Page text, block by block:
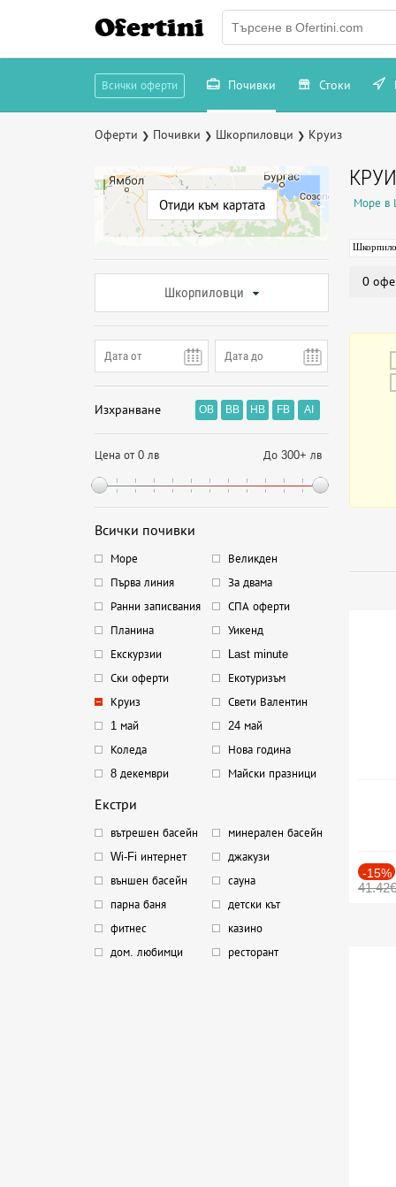
Ofertini
Всички оферти Почивки Стоки
Оферти ❯ Почивки ❯ Шкорпиловци ❯ Круиз
Отиди към картата
Шкорпиловци
Изхранване OB BB HB FB AI
Цена от 0 лв До 300+ лв
Всички почивки
Море
Великден
Първа линия
За двама
Ранни записвания
СПА оферти
Планина
Уикенд
Екскурзии
Last minute
Ски оферти
Екотуризъм
Круиз
Свети Валентин
1 май
24 май
Коледа
Нова година
8 декември
Майски празници
Екстри
вътрешен басейн
минерален басейн
Wi-Fi интернет
джакузи
външен басейн
сауна
парна баня
детски кът
фитнес
казино
дом. любимци
ресторант
Море в
0
-15%
41.42€